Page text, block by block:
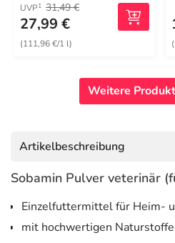
UVP1 31,49 €
27,99 €
(111,96 €/1 l)
Weitere
Artikelbeschreibung
Sobamin Pulver veterinär
Einzelfuttermittel für Heim-
mit hochwertigen